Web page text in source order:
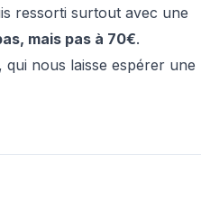
ressorti surtout avec une
mais pas à 70€.
nous laisse espérer une